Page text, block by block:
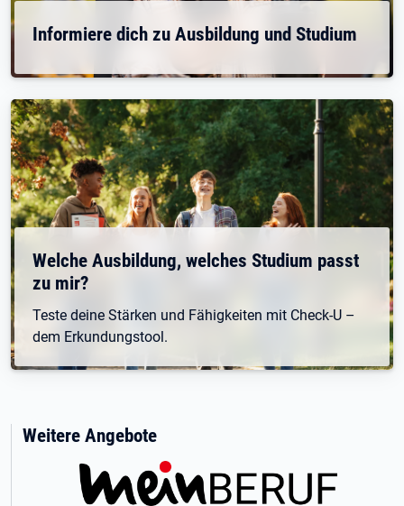
Informiere dich zu Ausbildung und Studium
Welche Ausbildung, welches Studium passt
zu mir?
Teste deine Stärken und Fähigkeiten mit Check-U –
dem Erkundungstool.
Weitere Angebote